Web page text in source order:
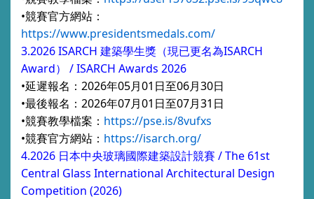
•競賽官方網站：
https://www.presidentsmedals.com/
3.2026 ISARCH 建築學生獎（現已更名為ISARCH
Award） / ISARCH Awards 2026
•延遲報名：2026年05月01日至06月30日
•最後報名：2026年07月01日至07月31日
•競賽教學檔案： https://pse.is/8vufxs
•競賽官方網站： https://isarch.org/
4.2026 日本中央玻璃國際建築設計競賽 / The 61st
Central Glass International Architectural Design
Competition (2026)